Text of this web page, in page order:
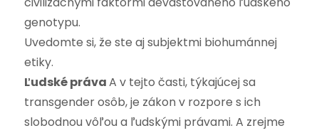
genotypu.
Uvedomte si, že ste aj subjektmi biohumánnej
etiky.
Ľudské právaA v tejto časti, týkajúcej sa
transgender osôb, je zákon v rozpore s ich
slobodnou vôľou a ľudskými právami. A zrejme